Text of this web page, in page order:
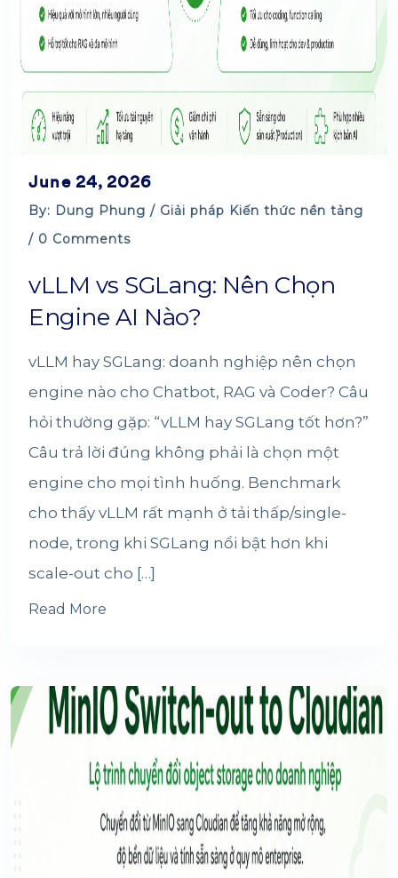
June 24, 2026
By: Dung Phung / Giải pháp Kiến thức nền tảng
/ 0 Comments
vLLM vs SGLang: Nên Chọn
Engine AI Nào?
vLLM hay SGLang: doanh nghiệp nên chọn
engine nào cho Chatbot, RAG và Coder? Câu
hỏi thường gặp: “vLLM hay SGLang tốt hơn?”
Câu trả lời đúng không phải là chọn một
engine cho mọi tình huống. Benchmark
cho thấy vLLM rất mạnh ở tải thấp/single-
node, trong khi SGLang nổi bật hơn khi
scale-out cho […]
Read More